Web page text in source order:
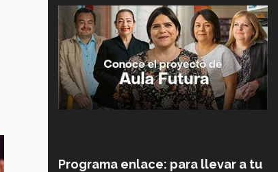
Programa enlace: para llevar a tu